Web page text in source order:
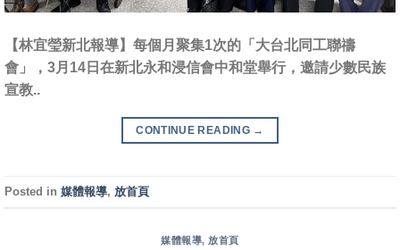
【林宜瑩新北報導】每個月聚集1次的「大台北同工聯禱
會」，3月14日在新北永和浸信會中和堂舉行，邀請少數民族
宣教..
CONTINUE READING →
Posted in 媒體報導, 放首頁
媒體報導,放首頁